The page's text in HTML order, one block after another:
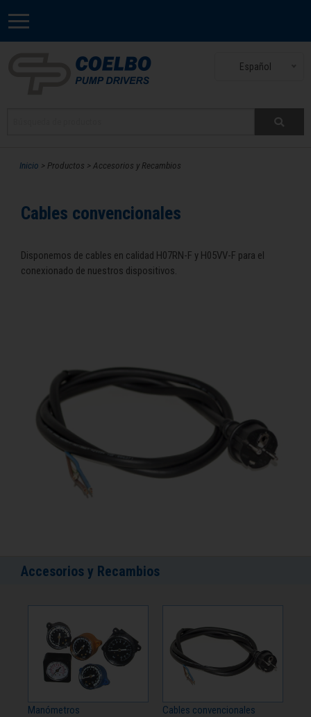
Español
Inicio > Productos > Accesorios y Recambios
Cables convencionales
Disponemos de cables en calidad H07RN-F y H05VV-F para el
conexionado de nuestros dispositivos.
Accesorios y Recambios
Manómetros Cables convencionales